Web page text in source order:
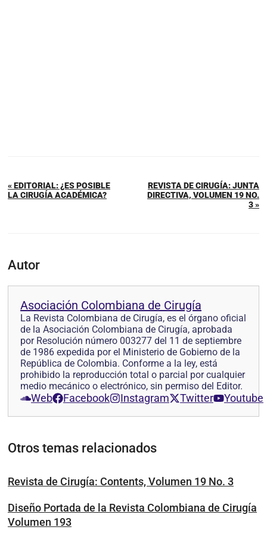
« EDITORIAL: ¿ES POSIBLE
LA CIRUGÍA ACADÉMICA?
REVISTA DE CIRUGÍA: JUNTA
DIRECTIVA, VOLUMEN 19 NO.
3 »
Autor
Asociación Colombiana de Cirugía
La Revista Colombiana de Cirugía, es el órgano oficial
de la Asociación Colombiana de Cirugía, aprobada
por Resolución número 003277 del 11 de septiembre
de 1986 expedida por el Ministerio de Gobierno de la
República de Colombia. Conforme a la ley, está
prohibido la reproducción total o parcial por cualquier
medio mecánico o electrónico, sin permiso del Editor.
Web Facebook Instagram Twitter Youtube
Otros temas relacionados
Revista de Cirugía: Contents, Volumen 19 No. 3
Diseño Portada de la Revista Colombiana de Cirugía
Volumen 193